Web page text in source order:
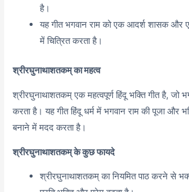
है।
यह गीत भगवान राम को एक आदर्श शासक
में चित्रित करता है।
श्रीरघुनाथाशतकम् का महत्व
श्रीरघुनाथाशतकम् एक महत्वपूर्ण हिंदू भक्ति गीत है, जो
करता है। यह गीत हिंदू धर्म में भगवान राम की पूजा और
बनाने में मदद करता है।
श्रीरघुनाथाशतकम् के कुछ फायदे
श्रीरघुनाथाशतकम् का नियमित पाठ करने से